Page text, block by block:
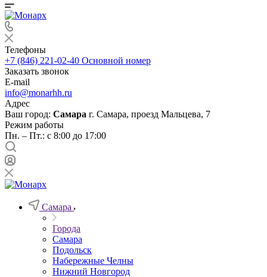
Телефоны
+7 (846) 221-02-40 Основной номер
Заказать звонок
E-mail
info@monarhh.ru
Адрес
Ваш город: Самара г. Самара, проезд Мальцева, 7
Режим работы
Пн. – Пт.: с 8:00 до 17:00
Самара
Города
Самара
Подольск
Набережные Челны
Нижний Новгород